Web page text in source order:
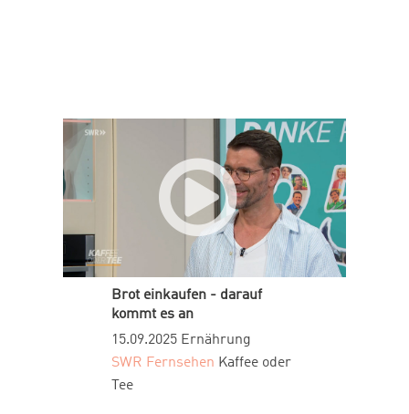
Brot einkaufen - darauf
kommt es an
15.09.2025 Ernährung
SWR Fernsehen Kaffee oder
Tee